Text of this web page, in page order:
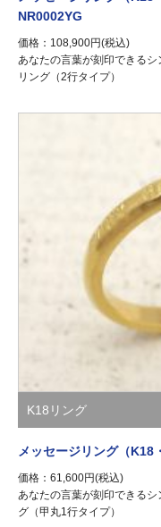
NR0002YG
価格：108,900円(税込)
あなたの言葉が刻印できる
リング（2行タイプ）
K18リング
メッセージリング（K18
価格：61,600円(税込)
あなたの言葉が刻印できる
グ（甲丸1行タイプ）